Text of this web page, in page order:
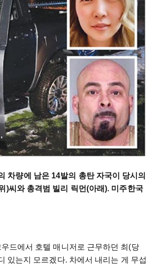
차량에 남은 14발의 총탄 자국이 당시의
)씨와 총격범 빌리 릭먼(아래). 미주한국
드에서 호텔 매니저로 근무하던 최(당
있는지 모르겠다. 차에서 내리는 게 무섭